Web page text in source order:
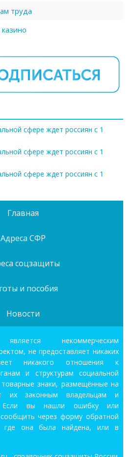
труда
сфере ждет россиян с 1
сфере ждет россиян с 1
сфере ждет россиян с 1
Главная
Адреса СФР
соцзащиты
и пособия
Новости
некоммерческим
не предоставляет никаких
никакого отношения к
и структурам социальной
знаки, размещённые на
их законным владельцам и
Если вы нашли ошибку или
через форму обратной
где она была найдена, или в